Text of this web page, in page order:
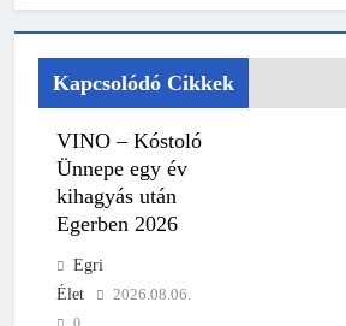
Kapcsolódó Cikkek
VINO – Kóstoló
Ünnepe egy év
kihagyás után
Egerben 2026
Egri
Élet
2026.08.06.